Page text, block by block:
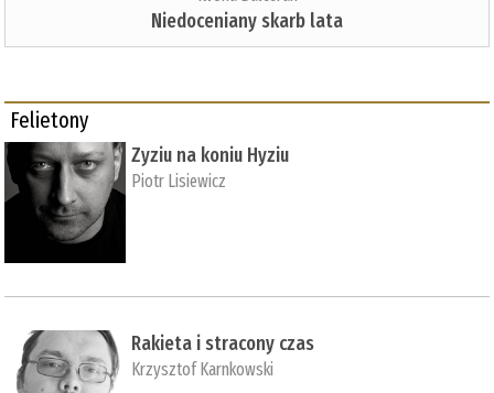
Niedoceniany skarb lata
Felietony
Zyziu na koniu Hyziu
Piotr Lisiewicz
Rakieta i stracony czas
Krzysztof Karnkowski